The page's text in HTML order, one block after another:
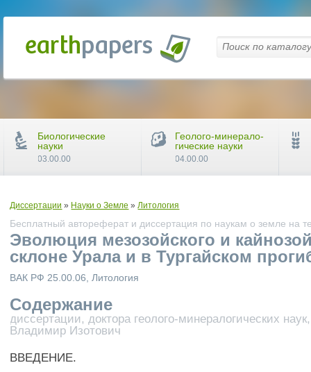
Диссертации » Науки о Земле »Литология
Бесплатный автореферат и диссертация по наукам о земле на
Эволюция мезозойского и
склоне Урала и в Тургайском
ВАК РФ 25.00.06, Литология
Содержание
диссертации, доктора геолого-минералогических
Владимир Изотович
ВВЕДЕНИЕ.
Биологические
науки
03.00.00
Геолого-минерало-
гические науки
04.00.00